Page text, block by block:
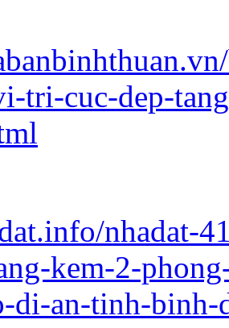
tri-cuc-dep-
nhadat-
kem-2-
di-an-tinh-binh-